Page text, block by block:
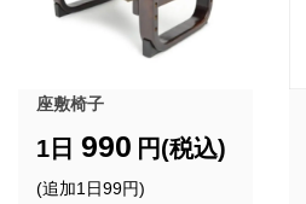
座敷椅子
1日 990 円(税込)
(追加1日99円)